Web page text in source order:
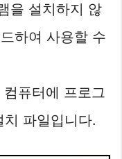
을 설치하지 않
하여 사용할 수
퓨터에 프로그
파일입니다.